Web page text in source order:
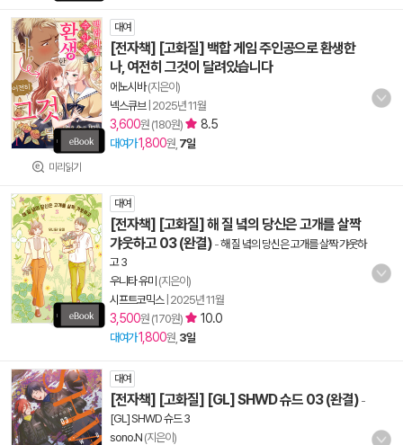
미리읽기
대여
[전자책] [고화질] 백합 게임 주인공으로 환생한
나, 여전히 그것이 달려있습니다
에노시바(지은이)
넥스큐브| 2025년 11월
3,600원 (180원) 8.5
대여가1,800원, 7일
대여
[전자책] [고화질] 해 질 녘의 당신은 고개를 살짝
갸웃하고 03 (완결) -해 질 녘의 당신은 고개를 살짝 갸웃하
고 3
우니타 유미 (지은이)
시프트코믹스| 2025년 11월
3,500원 (170원) 10.0
대여가1,800원, 3일
대여
[전자책] [고화질] [GL] SHWD 슈드 03 (완결) -
[GL] SHWD 슈드 3
sono.N (지은이)